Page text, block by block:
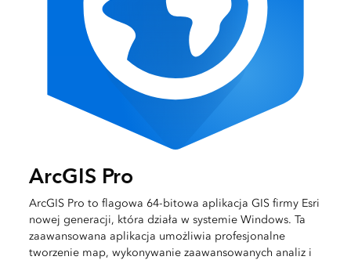
ArcGIS Pro
ArcGIS Pro to flagowa 64-bitowa aplikacja GIS firmy Esri
nowej generacji, która działa w systemie Windows. Ta
zaawansowana aplikacja umożliwia profesjonalne
tworzenie map, wykonywanie zaawansowanych analiz i